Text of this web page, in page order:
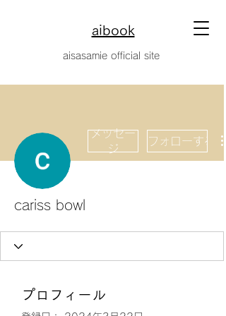
aibook
​aisasamie official site
メッセー
ジ
フォローする
cariss bowl
プロフィール